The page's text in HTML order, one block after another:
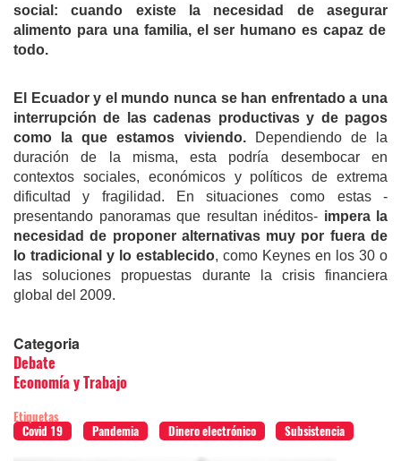
social:
cuando existe la necesidad de
asegurar
alimento para una familia, el ser humano es capaz de
todo.
E l Ecuadory el mundo nunca sehan enfrentado a una
interrupción de las cadenas productivas y de pagos
como la que estamos viviendo.Dependiendo de la
duración de la misma, esta podría desembocar en
contextos sociales, económicos y políticos de extrema
dificultad y fragilidad. En situaciones como estas -
presentando panoramas que resultan inéditos- impera la
necesidad de proponer alternativas muy por fuera de
lo tradicional y lo establecido, como Keynes en los 30 o
las soluciones propuestas durante la crisis financiera
global del 2009.
Categoria
Debate
Economía y Trabajo
Etiquetas
Covid 19
Pandemia Dinero electrónico Subsistencia